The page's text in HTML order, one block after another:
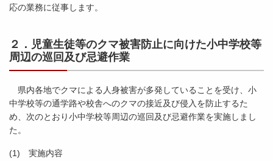
応の業務に従事します。
２．児童生徒等のクマ被害防止に向けた小中学校等
周辺の巡回及び忌避作業
県内各地でクマによる人身被害が多発していることを受け、小
中学校等の通学路や校舎へのクマの接近及び侵入を防止するた
め、次のとおり小中学校等周辺の巡回及び忌避作業を実施しまし
た。
(1) 実施内容